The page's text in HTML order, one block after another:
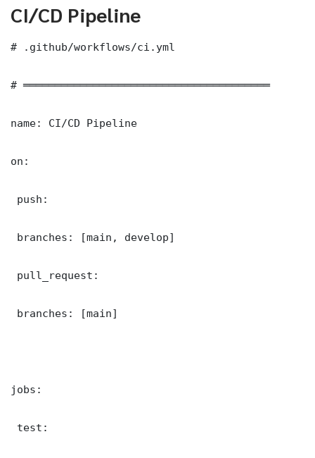
CI/CD Pipeline
# .github/workflows/ci.yml
# ═══════════════════════════════════════
name: CI/CD Pipeline
on:
push:
branches: [main, develop]
pull_request:
branches: [main]
jobs:
test: